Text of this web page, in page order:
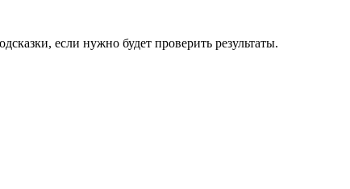
если нужно будет проверить результаты.